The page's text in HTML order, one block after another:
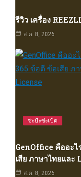
รีวิว เครื่อง
ส.ค. 8, 2026
ซ่ะป้ะซ่ะเป้ด
GenOffice คืออะ
เสีย ภาษาไทยและ
ส.ค. 8, 2026